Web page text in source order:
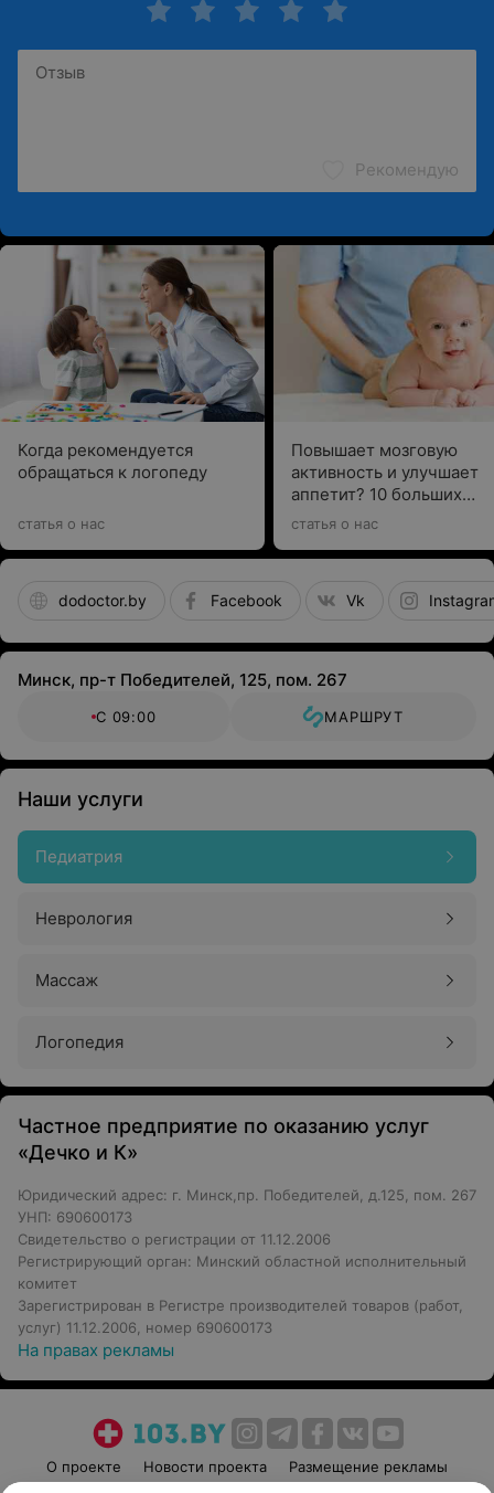
Рекомендую
Когда рекомендуется
обращаться к логопеду
статья о нас
Повышает мозговую
активность и улучшает
аппетит? 10 больших
вопросов о массаже для
статья о нас
dodoctor.by Facebook Vk
Минск, пр-т Победителей, 125, пом. 267
С 09:00 МАРШРУТ
Наши услуги
Педиатрия
Неврология
Массаж
Логопедия
Частное предприятие по оказанию услуг
«Дечко и К»
Юридический адрес: г. Минск,пр. Победителей, д.125, пом. 267
УНП: 690600173
Свидетельство о регистрации от 11.12.2006
Регистрирующий орган: Минский областной исполнительный
комитет
Зарегистрирован в Регистре производителей товаров (работ,
услуг) 11.12.2006, номер 690600173
На правах рекламы
О проекте Новости проекта
Размещение рекламы